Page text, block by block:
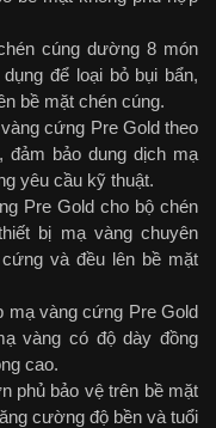
cúng dường 8 món
để loại bỏ bụi bẩn,
bề mặt chén cúng.
cứng Pre Gold theo
đảm bảo dung dịch mạ
yêu cầu kỹ thuật.
Pre Gold cho bộ chén
bị mạ vàng chuyên
và đều lên bề mặt
vàng cứng Pre Gold
vàng có độ dày đồng
cao.
phủ bảo vệ trên bề mặt
cường độ bền và tuổi